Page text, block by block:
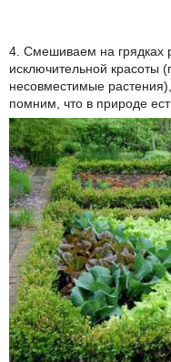
4. Смешиваем на грядках
исключительной
несовместимые
помним, что в природе